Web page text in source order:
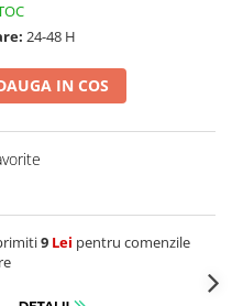
24-48 H
IN COS
9 Lei pentru comenzile